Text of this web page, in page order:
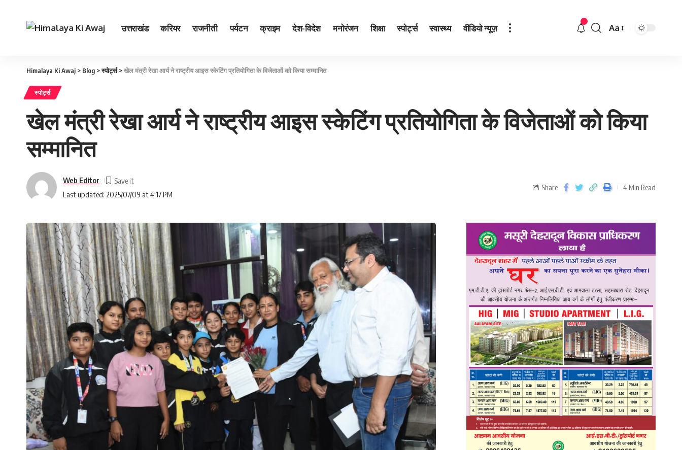
उत्तराखंड करियर राजनीती पर्यटन क्राइम देश-विदेश मनोरंजन शिक्षा स्पोर्ट्स स्वास्थ्य वीडियो न्यूज़ Aa
Himalaya Ki Awaj > Blog >स्पोर्ट्स>खेल मंत्री रेखा आर्य ने राष्ट्रीय आइस स्केटिंग प्रतियोगिता के विजेताओं को किया सम्‍मानित
स्पोर्ट्स
खेल मंत्री रेखा आर्य ने राष्ट्रीय आइस स्केटिंग प्रतियोगिता के विजेताओं को किया
सम्‍मानित
Last updated: 2025/07/09 at 4:17 PM
Web Editor
Share 4 Min Read